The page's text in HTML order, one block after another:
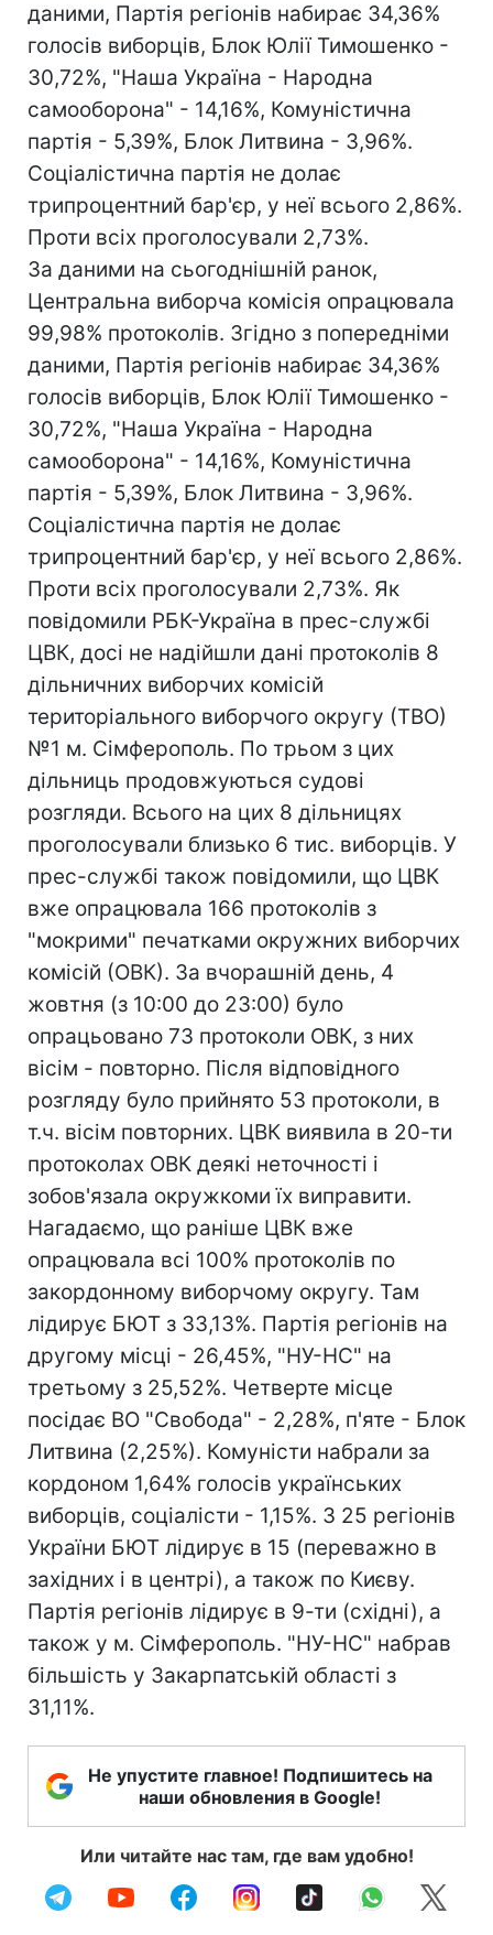
даними, Партія регіонів набирає 34,36%
голосів виборців, Блок Юлії Тимошенко -
30,72%, "Наша Україна - Народна
самооборона" - 14,16%, Комуністична
партія - 5,39%, Блок Литвина - 3,96%.
Соціалістична партія не долає
трипроцентний бар'єр, у неї всього 2,86%.
Проти всіх проголосували 2,73%.
За даними на сьогоднішній ранок,
Центральна виборча комісія опрацювала
99,98% протоколів. Згідно з попередніми
даними, Партія регіонів набирає 34,36%
голосів виборців, Блок Юлії Тимошенко -
30,72%, "Наша Україна - Народна
самооборона" - 14,16%, Комуністична
партія - 5,39%, Блок Литвина - 3,96%.
Соціалістична партія не долає
трипроцентний бар'єр, у неї всього 2,86%.
Проти всіх проголосували 2,73%. Як
повідомили РБК-Україна в прес-службі
ЦВК, досі не надійшли дані протоколів 8
дільничних виборчих комісій
територіального виборчого округу (ТВО)
№1 м. Сімферополь. По трьом з цих
дільниць продовжуються судові
розгляди. Всього на цих 8 дільницях
проголосували близько 6 тис. виборців. У
прес-службі також повідомили, що ЦВК
вже опрацювала 166 протоколів з
"мокрими" печатками окружних виборчих
комісій (ОВК). За вчорашній день, 4
жовтня (з 10:00 до 23:00) було
опрацьовано 73 протоколи ОВК, з них
вісім - повторно. Після відповідного
розгляду було прийнято 53 протоколи, в
т.ч. вісім повторних. ЦВК виявила в 20-ти
протоколах ОВК деякі неточності і
зобов'язала окружкоми їх виправити.
Нагадаємо, що раніше ЦВК вже
опрацювала всі 100% протоколів по
закордонному виборчому округу. Там
лідирує БЮТ з 33,13%. Партія регіонів на
другому місці - 26,45%, "НУ-НС" на
третьому з 25,52%. Четверте місце
посідає ВО "Свобода" - 2,28%, п'яте - Блок
Литвина (2,25%). Комуністи набрали за
кордоном 1,64% голосів українських
виборців, соціалісти - 1,15%. З 25 регіонів
України БЮТ лідирує в 15 (переважно в
західних і в центрі), а також по Києву.
Партія регіонів лідирує в 9-ти (східні), а
також у м. Сімферополь. "НУ-НС" набрав
більшість у Закарпатській області з
31,11%.
Не упустите главное! Подпишитесь на
наши обновления в Google!
Или читайте нас там, где вам удобно!